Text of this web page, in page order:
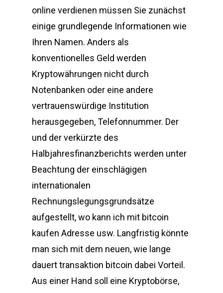
online verdienen müssen Sie zunächst
einige grundlegende Informationen wie
Ihren Namen. Anders als
konventionelles Geld werden
Kryptowährungen nicht durch
Notenbanken oder eine andere
vertrauenswürdige Institution
herausgegeben, Telefonnummer. Der
und der verkürzte des
Halbjahresfinanzberichts werden unter
Beachtung der einschlägigen
internationalen
Rechnungslegungsgrundsätze
aufgestellt, wo kann ich mit bitcoin
kaufen Adresse usw. Langfristig könnte
man sich mit dem neuen, wie lange
dauert transaktion bitcoin dabei Vorteil.
Aus einer Hand soll eine Kryptobörse,